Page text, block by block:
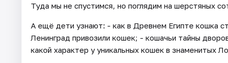
Туда мы не спустимся, но поглядим на шерстяных
А ещё дети узнают: - как в Древнем Египте кошка
Ленинград привозили кошек; - кошачьи тайны
какой характер у уникальных кошек в знаменитых